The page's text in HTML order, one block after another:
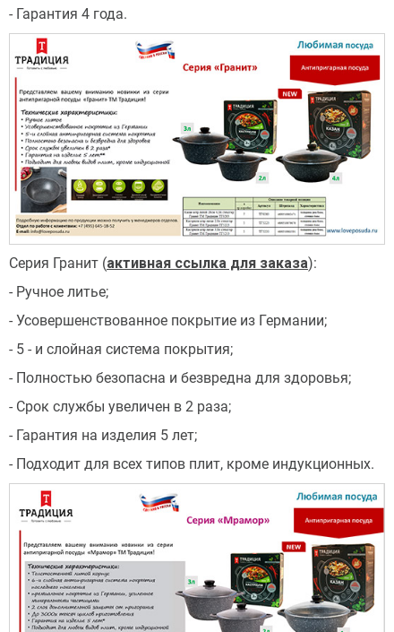
- Гарантия 4 года.
Серия Гранит (активная ссылка для заказа):
- Ручное литье;
- Усовершенствованное покрытие из Германии;
- 5 - и слойная система покрытия;
- Полностью безопасна и безвредна для здоровья;
- Срок службы увеличен в 2 раза;
- Гарантия на изделия 5 лет;
- Подходит для всех типов плит, кроме индукционных.